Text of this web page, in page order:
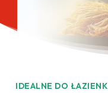
IDEALNE DO